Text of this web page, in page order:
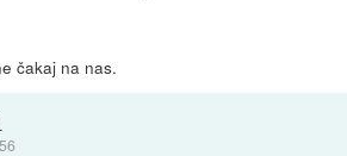
čakaj na nas.